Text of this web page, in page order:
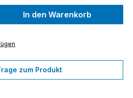
Gib den
In den Warenkorb
zum Produkt